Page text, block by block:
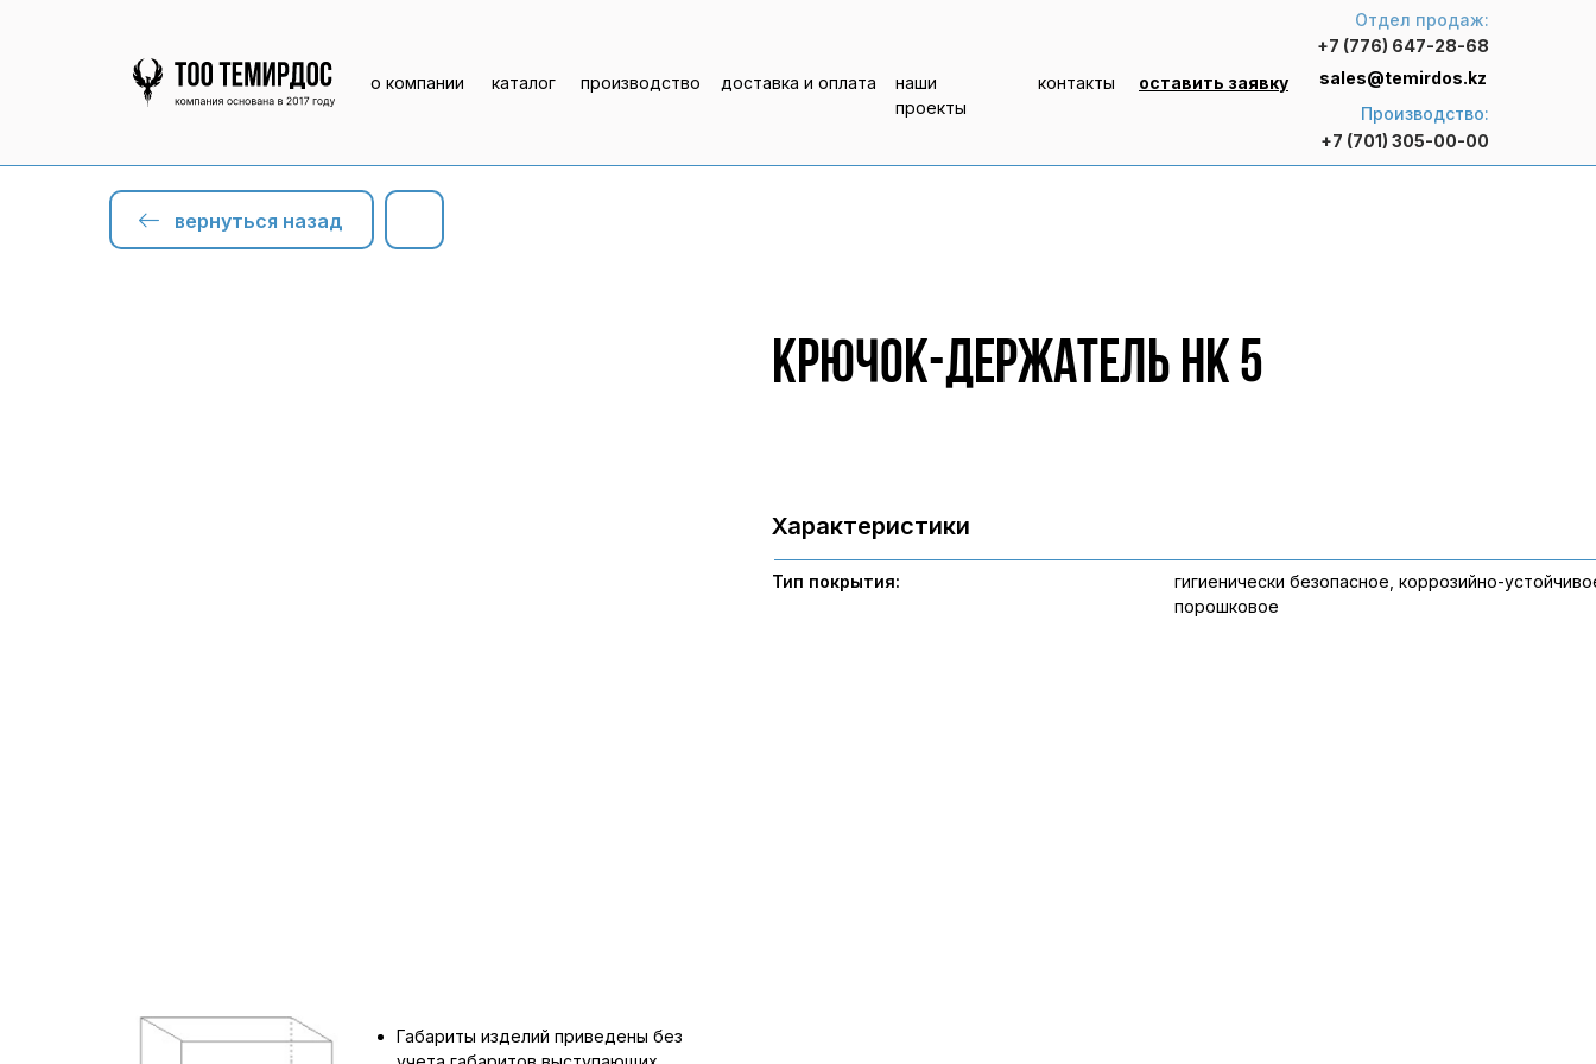
контакты оставить заявку
наши
проекты
производство доставка и оплата
каталог
о компании
Отдел продаж:
+7 (776) 647-28-68
Производство:
+7 (701) 305-00-00
sales@temirdos.kz
вернуться назад
Крючок-держатель HK 5
Габариты изделий приведены без
Характеристики
гигиенически безопасное, коррозийно-
порошковое
Тип покрытия: